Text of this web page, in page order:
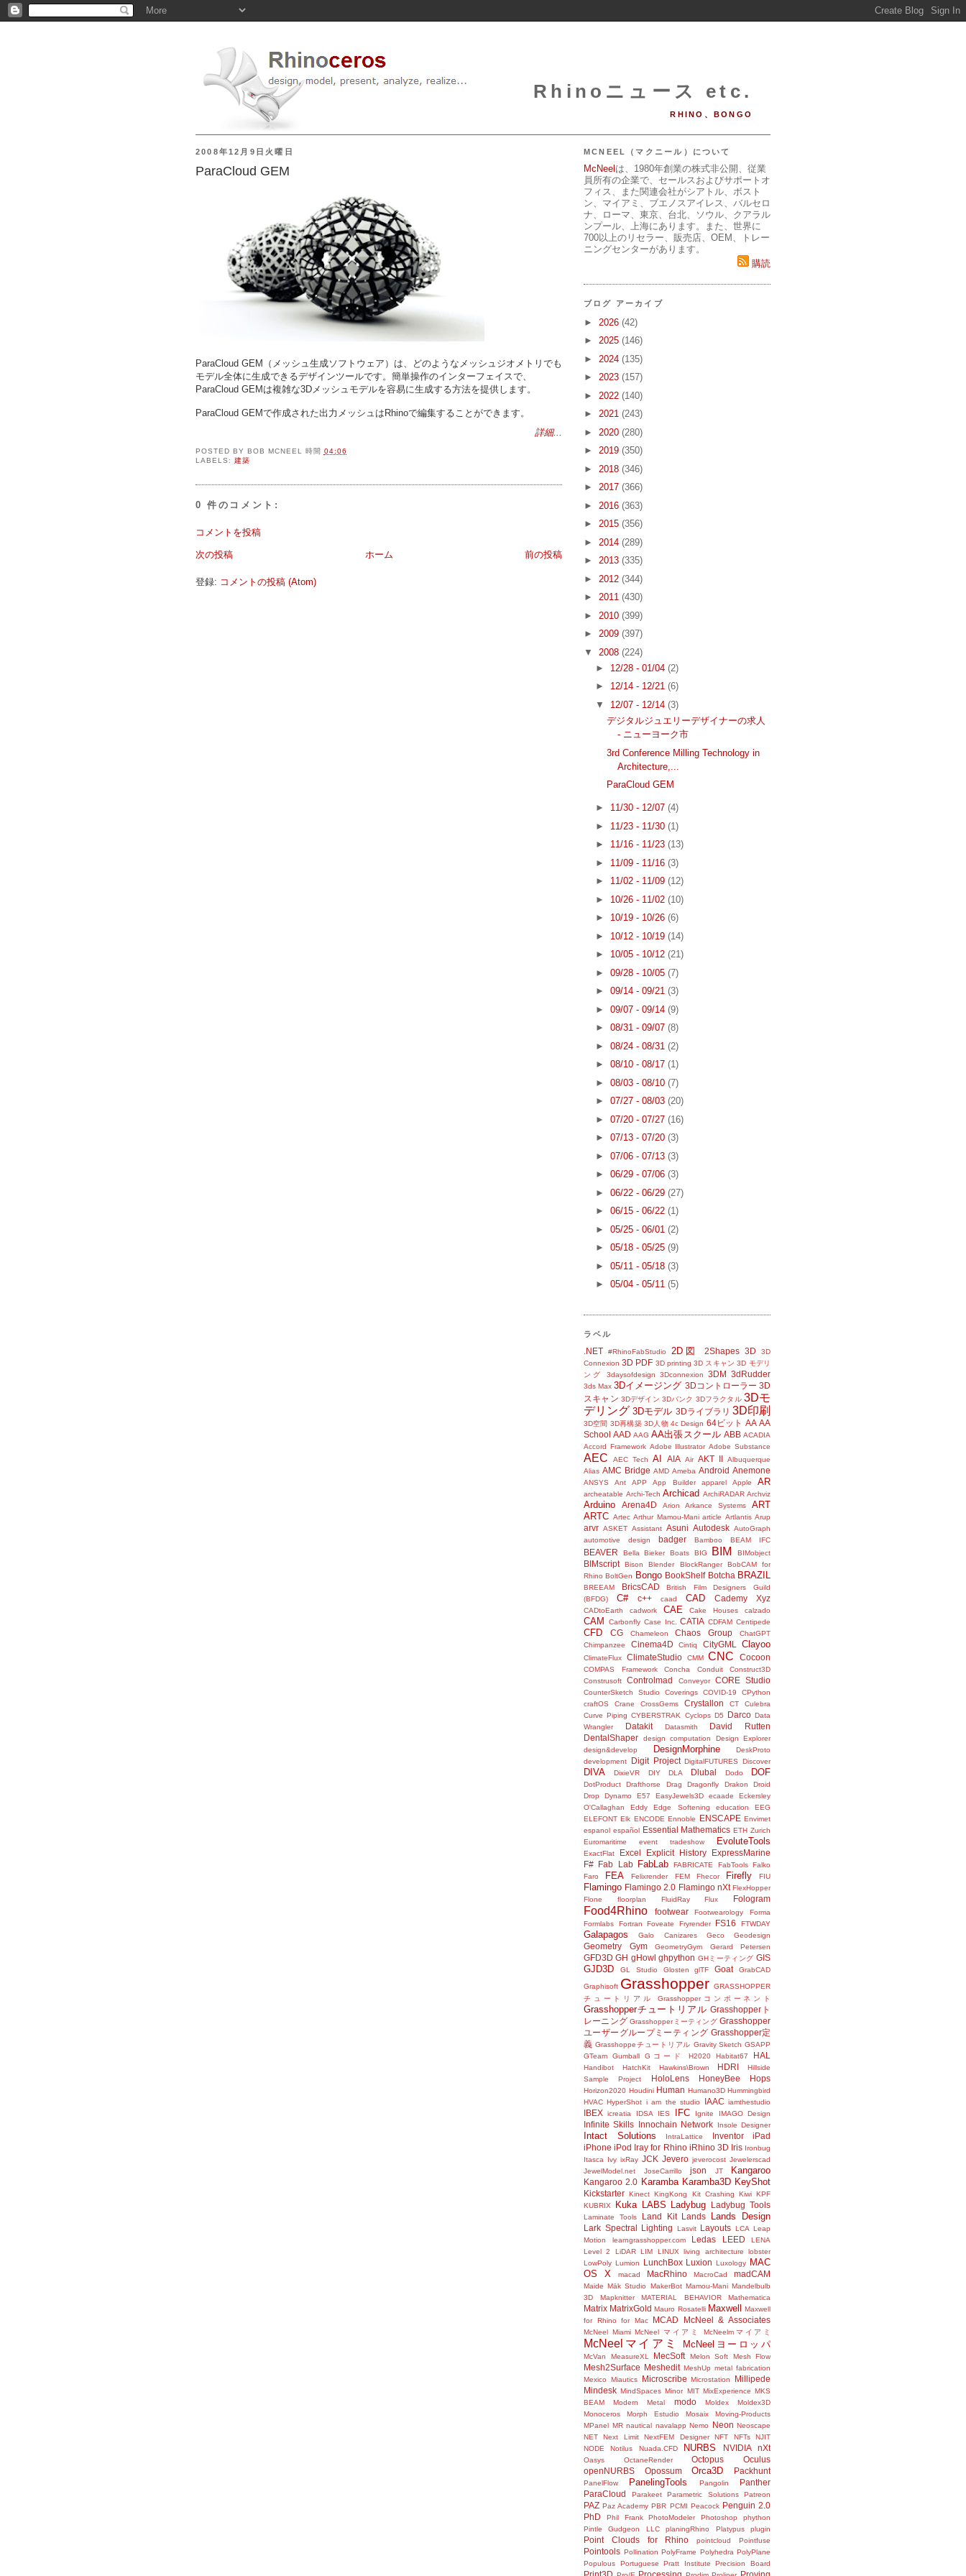
Rhinoニュース etc.
RHINO、BONGO
2008年12月9日火曜日
ParaCloud GEM
ParaCloud GEM（メッシュ生成ソフトウェア）は、どのようなメッシュジオメトリでも
モデル全体に生成できるデザインツールです。簡単操作のインターフェイスで、
ParaCloud GEMは複雑な3Dメッシュモデルを容易に生成する方法を提供します。
ParaCloud GEMで作成された出力メッシュはRhinoで編集することができます。
詳細...
POSTED BY BOB MCNEEL 時間 04:06
LABELS: 建築
0 件のコメント:
コメントを投稿
次の投稿 前の投稿
ホーム
登録: コメントの投稿 (Atom)
MCNEEL（マクニール）について
McNeel は、1980年創業の株式非公開、従業
員所有の企業で、セールスおよびサポートオ
フィス、また関連会社がシアトル、ボスト
ン、マイアミ、ブエノスアイレス、バルセロ
ナ、ローマ、東京、台北、ソウル、クアラル
ンプール、上海にあります。また、世界に
700以上のリセラー、販売店、OEM、トレー
ニングセンターがあります。
購読
ブログ アーカイブ
► 2026 (42)
► 2025 (146)
► 2024 (135)
► 2023 (157)
► 2022 (140)
► 2021 (243)
► 2020 (280)
► 2019 (350)
► 2018 (346)
► 2017 (366)
► 2016 (363)
► 2015 (356)
► 2014 (289)
► 2013 (335)
► 2012 (344)
► 2011 (430)
► 2010 (399)
► 2009 (397)
▼ 2008 (224)
► 12/28 - 01/04 (2)
► 12/14 - 12/21 (6)
▼ 12/07 - 12/14 (3)
デジタルジュエリーデザイナーの求人
- ニューヨーク市
3rd Conference Milling Technology in
Architecture,...
ParaCloud GEM
► 11/30 - 12/07 (4)
► 11/23 - 11/30 (1)
► 11/16 - 11/23 (13)
► 11/09 - 11/16 (3)
► 11/02 - 11/09 (12)
► 10/26 - 11/02 (10)
► 10/19 - 10/26 (6)
► 10/12 - 10/19 (14)
► 10/05 - 10/12 (21)
► 09/28 - 10/05 (7)
► 09/14 - 09/21 (3)
► 09/07 - 09/14 (9)
► 08/31 - 09/07 (8)
► 08/24 - 08/31 (2)
► 08/10 - 08/17 (1)
► 08/03 - 08/10 (7)
► 07/27 - 08/03 (20)
► 07/20 - 07/27 (16)
► 07/13 - 07/20 (3)
► 07/06 - 07/13 (3)
► 06/29 - 07/06 (3)
► 06/22 - 06/29 (27)
► 06/15 - 06/22 (1)
► 05/25 - 06/01 (2)
► 05/18 - 05/25 (9)
► 05/11 - 05/18 (3)
► 05/04 - 05/11 (5)
ラベル
.NET #RhinoFabStudio 2D図 2Shapes 3D
3D
Connexion 3D PDF 3D printing 3D スキャン 3D モデリ
ング
3daysofdesign 3Dconnexion 3DM 3dRudder
3ds Max 3Dイメージング 3Dコントローラー 3D
スキャン 3Dデザイン 3Dバンク 3Dフラクタル 3Dモ
デリング 3Dモデル 3Dライブラリ 3D印刷
3D空間 3D再構築 3D人物 4c Design 64ビット AA AA
School AAD AAG AA出張スクール ABB ACADIA
Accord Framework Adobe Illustrator Adobe Substance
AEC AEC Tech AI AIA Air AKT II
Albuquerque
Alias AMC Bridge AMD Ameba Android Anemone
ANSYS Ant APP App Builder apparel Apple AR
archeatable Archi-Tech Archicad ArchiRADAR Archviz
Arduino Arena4D Arion Arkance Systems
ART
ARTC Artec Arthur Mamou-Mani article Artlantis Arup
arvr ASKET Assistant Asuni Autodesk AutoGraph
automotive design
badger Bamboo BEAM IFC
BEAVER Bella Bieker Boats BIG BIM BIMobject
BIMscript Bison Blender BlockRanger
BobCAM for
Rhino BoltGen Bongo BookShelf Botcha BRAZIL
BREEAM BricsCAD
British Film Designers Guild
(BFDG)
C# c++ caad CAD Cademy Xyz
CADtoEarth cadwork CAE Cake Houses calzado
CAM Carbonfly Case Inc. CATIA CDFAM Centipede
CFD CG Chameleon Chaos Group
ChatGPT
Chimpanzee
Cinema4D Cintiq CityGML Clayoo
ClimateFlux ClimateStudio CMM CNC Cocoon
COMPAS Framework Concha Conduit
Construct3D
Construsoft
Controlmad Conveyor CORE Studio
CounterSketch Studio Coverings COVID-19
CPython
craftOS
Crane CrossGems Crystallon CT
Culebra
Curve Piping CYBERSTRAK Cyclops D5 Darco Data
Wrangler
Datakit Datasmith
David Rutten
DentalShaper
design computation
Design Explorer
design&develop
DesignMorphine
DeskProto
development
Digit Project DigitalFUTURES Discover
DIVA DixieVR DIY DLA Dlubal Dodo DOF
DotProduct Drafthorse Drag Dragonfly Drakon
Droid
Drop
Dynamo E57 EasyJewels3D ecaade
Eckersley
O'Callaghan
Eddy Edge Softening education
EEG
ELEFONT Elk ENCODE Ennoble ENSCAPE Envimet
espanol
español Essential Mathematics ETH Zurich
Euromaritime
event tradeshow EvoluteTools
ExactFlat Excel Explicit History
ExpressMarine
F#
Fab Lab FabLab FABRICATE FabTools
Falko
Faro
FEA Felixrender FEM Fhecor Firefly FIU
Flamingo Flamingo 2.0 Flamingo nXt FlexHopper
Flone
floorplan FluidRay Flux Fologram
Food4Rhino footwear Footwearology
Forma
Formlabs
Fortran Foveate Fryrender FS16 FTWDAY
Galapagos Galo Canizares Geco Geodesign
Geometry Gym GeometryGym Gerard Petersen
GFD3D GH gHowl ghpython GHミーティング GIS
GJD3D GL Studio Glosten glTF Goat GrabCAD
Graphisoft Grasshopper GRASSHOPPER
チュートリアル
Grasshopperコンポーネント
Grasshopperチュートリアル Grasshopperト
レーニング Grasshopperミーティング Grasshopper
ユーザーグループミーティング Grasshopper定
義 Grasshoppeチュートリアル Gravity Sketch GSAPP
GTeam
Gumball Gコード H2020 Habitat67 HAL
Handibot HatchKit Hawkins\Brown HDRI
Hillside
Sample Project
HoloLens HoneyBee Hops
Horizon2020 Houdini Human Humano3D Hummingbird
HVAC HyperShot i am the studio IAAC iamthestudio
IBEX icreatia IDSA IES IFC Ignite IMAGO Design
Infinite Skills Innochain Network Insole Designer
Intact Solutions IntraLattice Inventor
iPad
iPhone iPod Iray for Rhino iRhino 3D Iris Ironbug
Itasca
Ivy ixRay JCK Jevero jeverocost Jewelerscad
JewelModel.net
JoseCarrillo json JT Kangaroo
Kangaroo 2.0 Karamba Karamba3D KeyShot
Kickstarter Kinect KingKong Kit Crashing Kiwi
KPF
KUBRIX
Kuka LABS Ladybug Ladybug Tools
Laminate Tools Land Kit Lands Lands Design
Lark Spectral Lighting Lasvit Layouts LCA Leap
Motion
learngrasshopper.com Ledas LEED
LENA
Level 2
LiDAR LIM LINUX living architecture
lobster
LowPoly Lumion LunchBox Luxion Luxology
MAC
OS X
macad MacRhino MacroCad madCAM
Maide Māk Studio MakerBot Mamou-Mani Mandelbulb
3D
Mapknitter MATERIAL BEHAVIOR Mathematica
Matrix MatrixGold Mauro Rosatelli Maxwell
Maxwell
for Rhino for Mac
MCAD McNeel & Associates
McNeel Miami McNeel マイアミ McNeelmマイアミ
McNeelマイアミ McNeelヨーロッパ
McVan MeasureXL MecSoft Melon Soft Mesh Flow
Mesh2Surface Meshedit MeshUp metal fabrication
Mexico
Miautics Microscribe Microstation
Millipede
Mindesk MindSpaces Minor MIT MixExperience
MKS
BEAM
Modern Metal modo Moldex
Moldex3D
Monoceros
Morph Estudio Mosaix
Moving-Products
MPanel
MR nautical navalapp Nemo Neon Neoscape
NET
Next Limit NextFEM Designer NFT NFTs
NJIT
NODE
Notilus Nuada.CFD NURBS NVIDIA nXt
Oasys OctaneRender Octopus
Oculus
openNURBS
Opossum Orca3D Packhunt
PanelFlow PanelingTools Pangolin
Panther
ParaCloud
Parakeet Parametric Solutions Patreon
PAZ Paz Academy PBR PCMI Peacock Penguin 2.0
PhD
Phil Frank PhotoModeler Photoshop
phython
Pintle Gudgeon LLC
planingRhino Platypus plugin
Point Clouds for Rhino pointcloud Pointfuse
Pointools Pollination PolyFrame Polyhedra PolyPlane
Populous
Portuguese Pratt Institute Precision Board